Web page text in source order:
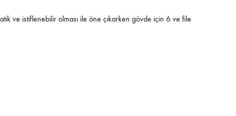
ve istiflenebilir olması ile öne çıkarken gövde için 6 ve file